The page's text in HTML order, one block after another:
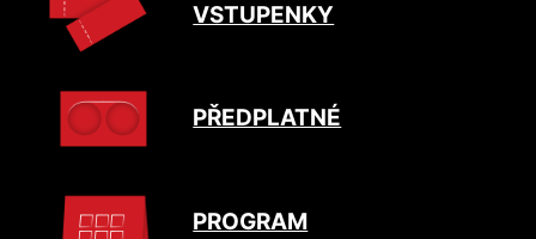
VSTUPENKY
PŘEDPLATNÉ
PROGRAM